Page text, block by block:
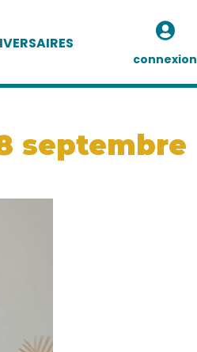
connexion
septembre